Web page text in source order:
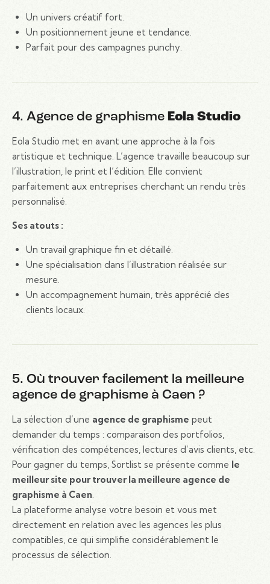
Un univers créatif fort.
Un positionnement jeune et tendance.
Parfait pour des campagnes punchy.
4. Agence de graphisme Eola Studio
Eola Studio met en avant une approche à la fois
artistique et technique. L’agence travaille beaucoup sur
l’illustration, le print et l’édition. Elle convient
parfaitement aux entreprises cherchant un rendu très
personnalisé.
Ses atouts :
Un travail graphique fin et détaillé.
Une spécialisation dans l’illustration réalisée sur
mesure.
Un accompagnement humain, très apprécié des
clients locaux.
5. Où trouver facilement la meilleure
agence de graphisme à Caen ?
La sélection d’une agence de graphisme peut
demander du temps : comparaison des portfolios,
vérification des compétences, lectures d’avis clients, etc.
Pour gagner du temps, Sortlist se présente comme le
meilleur site pour trouver la meilleure agence de
graphisme à Caen
La plateforme analyse votre besoin et vous met
directement en relation avec les agences les plus
compatibles, ce qui simplifie considérablement le
processus de sélection.